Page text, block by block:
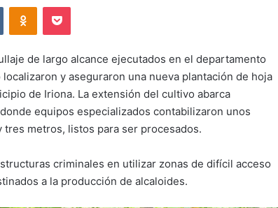
VKontakteOdnoklassniki
Pocket
de largo alcance ejecutados en el departamento
y aseguraron una nueva plantación de hoja
de Iriona. La extensión del cultivo abarca
equipos especializados contabilizaron unos
metros, listos para ser procesados.
criminales en utilizar zonas de difícil acceso
a la producción de alcaloides.